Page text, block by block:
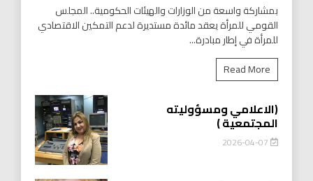
بمشاركة واسعة من الوزارات والهيئات الحكومية.. المجلس
القومي للمرأة يعقد مائدة مستديرة لدعم التمكين الاقتصادي
للمرأة في إطار مبادرة...
Read More
(الاعلامي ومسؤوليته
المجتمعية )
2026-04-07